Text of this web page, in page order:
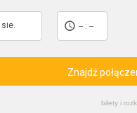
bilety i
-- : --
Znajdź